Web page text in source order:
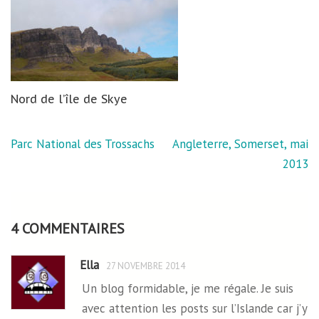
Nord de l’île de Skye
Navigation
Parc National des Trossachs
Angleterre, Somerset, mai
2013
4 COMMENTAIRES
Ella 27 NOVEMBRE 2014
Un blog formidable, je me régale. Je suis
avec attention les posts sur l’Islande car j’y